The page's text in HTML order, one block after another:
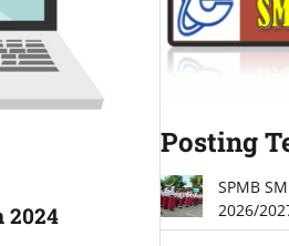
2024
Posting
SPMB
2026/